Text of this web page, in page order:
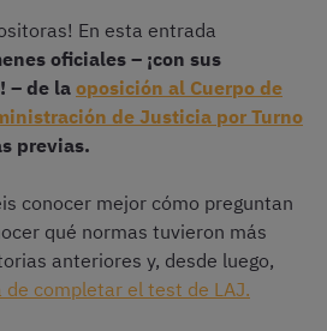
En esta entrada
oficiales – ¡con sus
– de la oposición al Cuerpo de
de Justicia por Turno
previas.
conocer mejor cómo preguntan
qué normas tuvieron más
anteriores y, desde luego,
completar el test de LAJ.